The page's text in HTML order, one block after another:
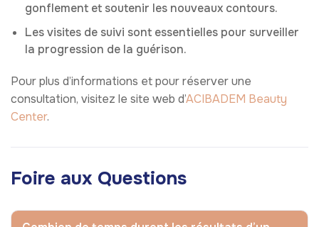
gonflement et soutenir les nouveaux contours.
Les visites de suivi sont essentielles pour surveiller
la progression de la guérison.
Pour plus d’informations et pour réserver une
consultation, visitez le site web d’ACIBADEM Beauty
Center.
Foire aux Questions